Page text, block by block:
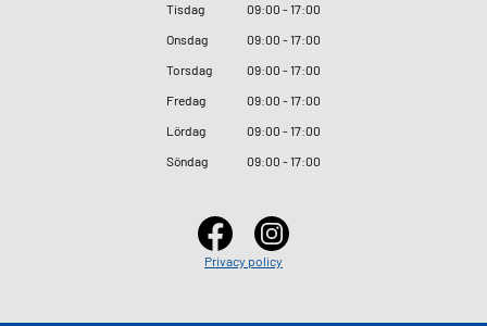
Tisdag
09:00 - 17:00
Onsdag
09:00 - 17:00
Torsdag
09:00 - 17:00
Fredag
09:00 - 17:00
Lördag
09:00 - 17:00
Söndag
09:00 - 17:00
Privacy policy